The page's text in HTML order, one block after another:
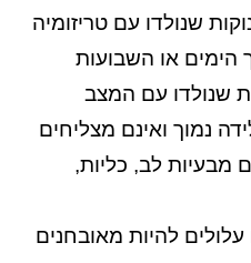
שנולדו עם טריזומיה
הימים או השבועות
שנולדו עם המצב
נמוך ואינם מצליחים
מבעיות לב, כליות,
להיות מאובחנים